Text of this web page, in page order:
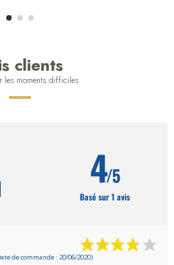
clients
les moments difficiles
4/5
Basé sur 1 avis
de commande : 20/06/2020)